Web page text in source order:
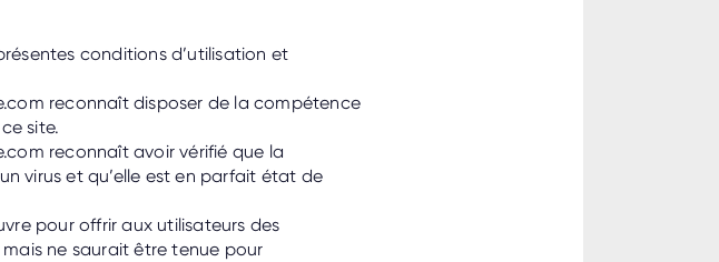
conditions d’utilisation et
reconnaît disposer de la compétence
site.
reconnaît avoir vérifié que la
virus et qu’elle est en parfait état de
pour offrir aux utilisateurs des
ne saurait être tenue pour